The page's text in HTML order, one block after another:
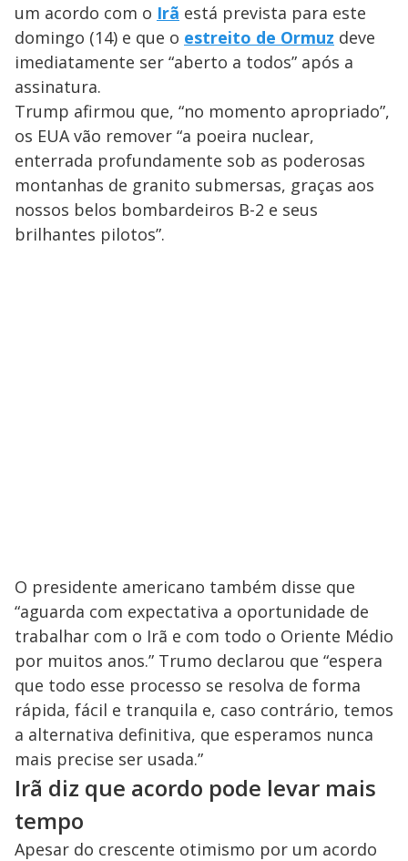
um acordo com o Irã está prevista para este
domingo (14) e que o estreito de Ormuz deve
imediatamente ser “aberto a todos” após a
assinatura.
Trump afirmou que, “no momento apropriado”,
os EUA vão remover “a poeira nuclear,
enterrada profundamente sob as poderosas
montanhas de granito submersas, graças aos
nossos belos bombardeiros B-2 e seus
brilhantes pilotos”.
O presidente americano também disse que
“aguarda com expectativa a oportunidade de
trabalhar com o Irã e com todo o Oriente Médio
por muitos anos.” Trumo declarou que “espera
que todo esse processo se resolva de forma
rápida, fácil e tranquila e, caso contrário, temos
a alternativa definitiva, que esperamos nunca
mais precise ser usada.”
Irã diz que acordo pode levar mais
tempo
Apesar do crescente otimismo por um acordo